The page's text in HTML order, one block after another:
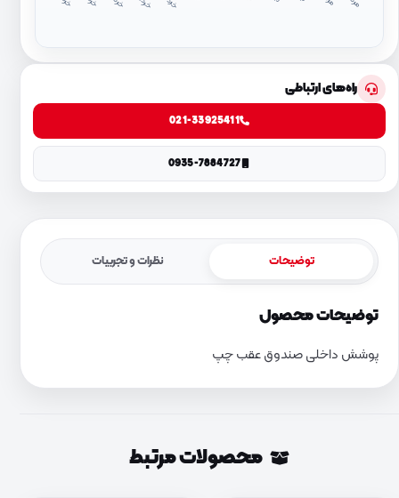
راه‌های ارتباطی
021-33925411
0935-7884727
توضیحات نظرات و تجربیات
توضیحات محصول
پوشش داخلی صندوق عقب چپ
محصولات مرتبط